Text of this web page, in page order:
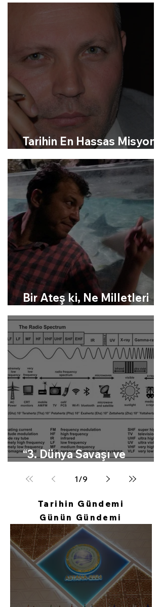
Tarihin En Hassas Misyonu;
TDT
Bir Ateş ki, Ne Milletleri
Yakar !...
“3. Dünya Savaşı ve
1/9
Tarihin Gündemi
Günün Gündemi